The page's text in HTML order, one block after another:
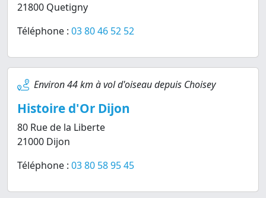
21800 Quetigny
Téléphone : 03 80 46 52 52
Environ 44 km à vol d'oiseau depuis Choisey
Histoire d'Or Dijon
80 Rue de la Liberte
21000 Dijon
Téléphone : 03 80 58 95 45